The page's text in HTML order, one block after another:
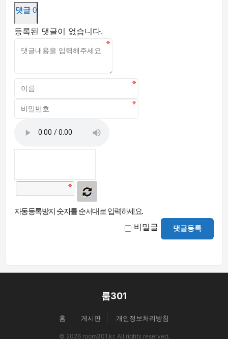
댓글 0
등록된 댓글이 없습니다.
자동등록방지 숫자를 순서대로 입력하세요.
비밀글 댓글등록
룸301
홈 게시판 개인정보처리방침
© 2026 room301.kr. All rights reserved.